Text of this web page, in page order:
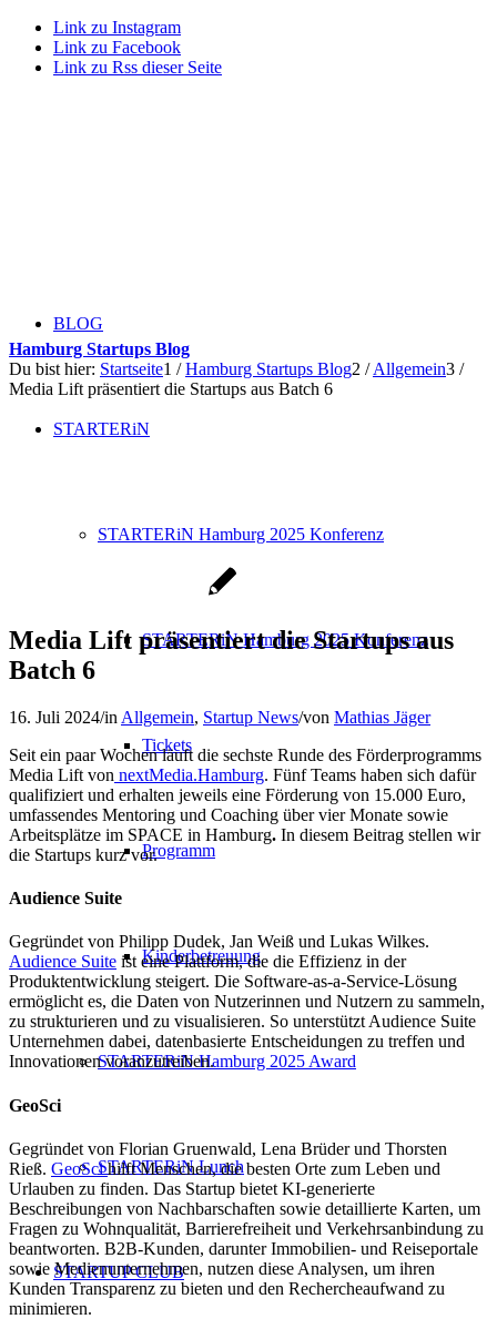
Link zu Instagram
Link zu Facebook
Link zu Rss dieser Seite
BLOG
STARTERiN
STARTERiN Hamburg 2025 Konferenz
STARTERiN Hamburg 2025 Konferenz
Tickets
Programm
Kinderbetreuung
STARTERiN Hamburg 2025 Award
STARTERiN Lunch
STARTUP CLUB
Hamburg Startups Blog
Du bist hier: Startseite1 / Hamburg Startups Blog2 / Allgemein3 /
Media Lift präsentiert die Startups aus Batch 6
Media Lift präsentiert die Startups aus
Batch 6
16. Juli 2024/in Allgemein, Startup News/von Mathias Jäger
Seit ein paar Wochen läuft die sechste Runde des Förderprogramms
Media Lift von nextMedia.Hamburg. Fünf Teams haben sich dafür
qualifiziert und erhalten jeweils eine Förderung von 15.000 Euro,
umfassendes Mentoring und Coaching über vier Monate sowie
Arbeitsplätze im SPACE in Hamburg. In diesem Beitrag stellen wir
die Startups kurz vor.
Audience Suite
Gegründet von Philipp Dudek, Jan Weiß und Lukas Wilkes.
Audience Suite ist eine Plattform, die die Effizienz in der
Produktentwicklung steigert. Die Software-as-a-Service-Lösung
ermöglicht es, die Daten von Nutzerinnen und Nutzern zu sammeln,
zu strukturieren und zu visualisieren. So unterstützt Audience Suite
Unternehmen dabei, datenbasierte Entscheidungen zu treffen und
Innovationen voranzutreiben.
GeoSci
Gegründet von Florian Gruenwald, Lena Brüder und Thorsten
Rieß. GeoScihilft Menschen, die besten Orte zum Leben und
Urlauben zu finden. Das Startup bietet KI-generierte
Beschreibungen von Nachbarschaften sowie detaillierte Karten, um
Fragen zu Wohnqualität, Barrierefreiheit und Verkehrsanbindung zu
beantworten. B2B-Kunden, darunter Immobilien- und Reiseportale
sowie Medienunternehmen, nutzen diese Analysen, um ihren
Kunden Transparenz zu bieten und den Rechercheaufwand zu
minimieren.